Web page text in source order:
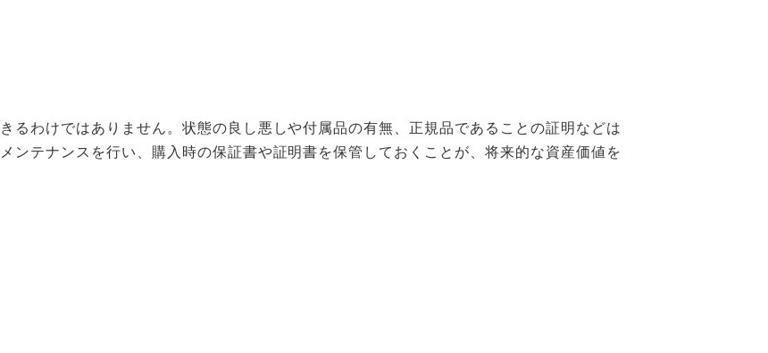
るわけではありません。状態の良し悪しや付属品の有無、正規品であることの証明などは
ンテナンスを行い、購入時の保証書や証明書を保管しておくことが、将来的な資産価値を